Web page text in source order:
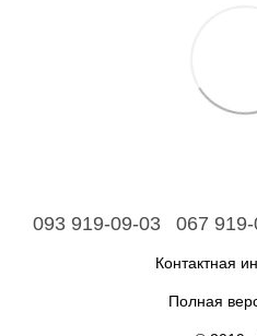
093 919-09-03 067
Контактная
Полная